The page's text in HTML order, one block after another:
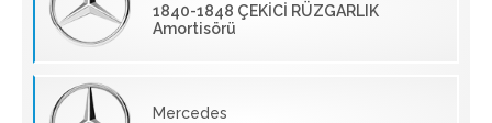
1840-1848 ÇEKİCİ RÜZGARLIK
Amortisörü
Mercedes